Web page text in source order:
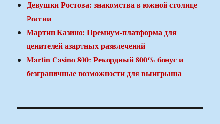
Девушки Ростова: знакомства в южной столице
России
Мартин Казино: Премиум-платформа для
ценителей азартных развлечений
Martin Casino 800: Рекордный 800% бонус и
безграничные возможности для выигрыша